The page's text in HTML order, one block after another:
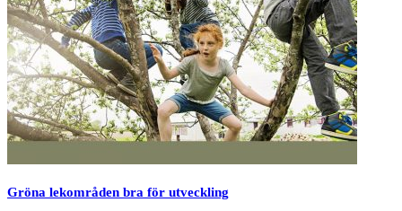
Gröna lekområden bra för utveckling